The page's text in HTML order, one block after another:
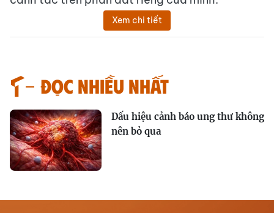
Xem chi tiết
Đọc nhiều nhất
Dấu hiệu cảnh báo ung thư không
nên bỏ qua